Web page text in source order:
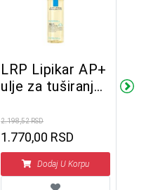
LRP Lipikar AP+
ulje za tuširanje
2.198,52 RSD
1.770,00 RSD
Dodaj U Korpu